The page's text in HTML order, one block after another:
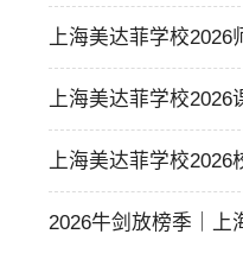
贯共计30+！
上海美达菲学校
师资背景详情介绍
上海美达菲学校2026
A-Level、IBDP、
上海美达菲学校2026
设施配备如何？
2026牛剑放榜季｜上